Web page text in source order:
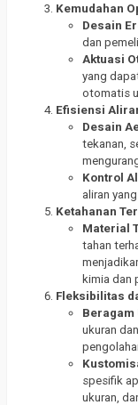
Kemudahan
Desain
dan
Aktuasi
yang
otomatis
Efisiensi
Desain
tekanan,
Kontrol
aliran
Ketahanan
Material
tahan
kimia dan
Fleksibilitas
Beragam
ukuran
spesifik
ukuran,